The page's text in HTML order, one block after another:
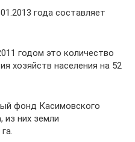
года составляет
годом это количество
хозяйств населения на 52
фонд Касимовского
из них земли